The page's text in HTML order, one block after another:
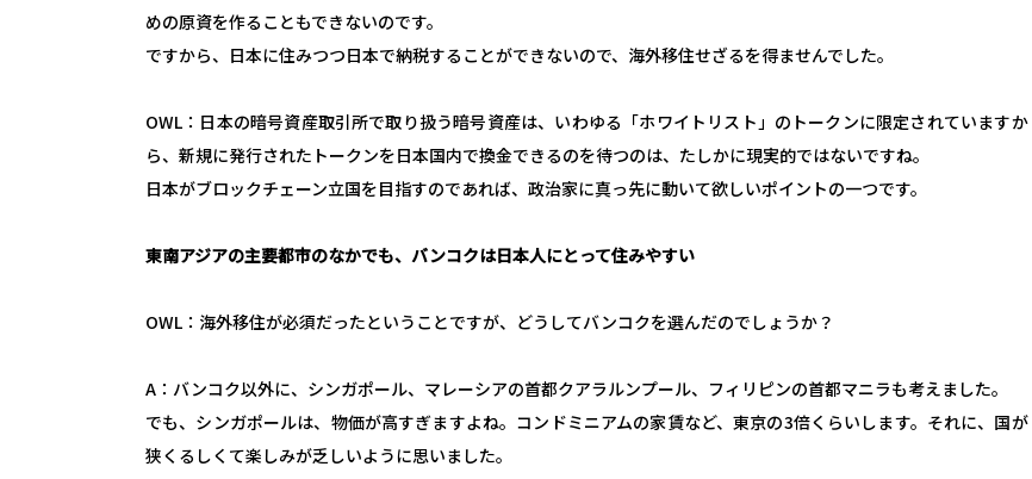
めの原資を作ることもできないのです。
ですから、日本に住みつつ日本で納税することができないので、海外移住せざるを得ませんでした。
OWL：日本の暗号資産取引所で取り扱う暗号資産は、いわゆる「ホワイトリスト」のトークンに限定されていますか
ら、新規に発行されたトークンを日本国内で換金できるのを待つのは、たしかに現実的ではないですね。
日本がブロックチェーン立国を目指すのであれば、政治家に真っ先に動いて欲しいポイントの一つです。
東南アジアの主要都市のなかでも、バンコクは日本人にとって住みやすい
OWL：海外移住が必須だったということですが、どうしてバンコクを選んだのでしょうか？
A：バンコク以外に、シンガポール、マレーシアの首都クアラルンプール、フィリピンの首都マニラも考えました。
でも、シンガポールは、物価が高すぎますよね。コンドミニアムの家賃など、東京の3倍くらいします。それに、国が
狭くるしくて楽しみが乏しいように思いました。